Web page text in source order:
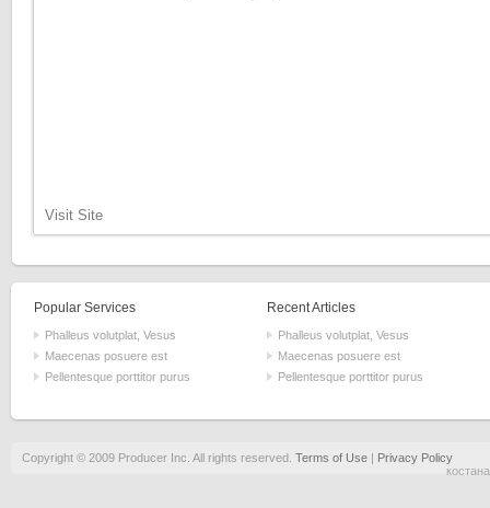
Visit Site
Popular Services
Phalleus volutplat, Vesus
Maecenas posuere est
Pellentesque porttitor purus
Recent Articles
Phalleus volutplat, Vesus
Maecenas posuere est
Pellentesque porttitor purus
Copyright © 2009 Producer Inc. All rights reserved. Terms of Use| Privacy Policy